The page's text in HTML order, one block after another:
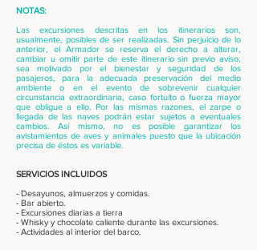
NOTAS:
Las excursiones descritas en los itinerarios son,
usualmente, posibles de ser realizadas. Sin perjuicio de lo
anterior, el Armador se reserva el derecho a alterar,
cambiar u omitir parte de este itinerario sin previo aviso,
sea motivado por el bienestar y seguridad de los
pasajeros, para la adecuada preservación del medio
ambiente o en el evento de sobrevenir cualquier
circunstancia extraordinaria, caso fortuito o fuerza mayor
que obligue a ello. Por las mismas razones, el zarpe o
llegada de las naves podrán estar sujetos a eventuales
cambios. Así mismo, no es posible garantizar los
avistamientos de aves y animales puesto que la ubicación
precisa de éstos es variable.
SERVICIOS INCLUIDOS
- Desayunos, almuerzos y comidas.
- Bar abierto.
- Excursiones diarias a tierra
- Whisky y chocolate caliente durante las excursiones.
- Actividades al interior del barco.